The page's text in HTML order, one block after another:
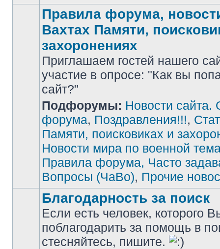
Нет
непрочитанных
сообщений
Правила форума,
Вахтах Памяти,
захоронениях
Приглашаем гостей нашего
участие в опросе: "Как вы
сайт?"
Подфорумы: Новости сайта.
форума, Поздравления!!!,
Памяти, поисковиках и
Новости мира по военной
Правила форума, Часто
Вопросы (ЧаВо), Прочие
сообщений
Благодарность за поиск
Если есть человек, которого
поблагодарить за помощь в
стесняйтесь, пишите.